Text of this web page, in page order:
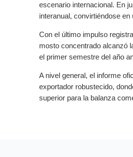
escenario internacional. En
interanual, convirtiéndose
Con el último impulso
mosto concentrado alcanzó
el primer semestre del año
A nivel general, el informe
exportador robustecido,
superior para la balanza